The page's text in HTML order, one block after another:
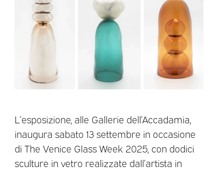
L’esposizione, alle Gallerie dell’Accadamia,
inaugura sabato 13 settembre in occasione
di The Venice Glass Week 2025, con dodici
sculture in vetro realizzate dall’artista in